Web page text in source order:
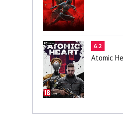
6.2
Atomic